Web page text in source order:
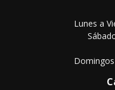
Lunes a